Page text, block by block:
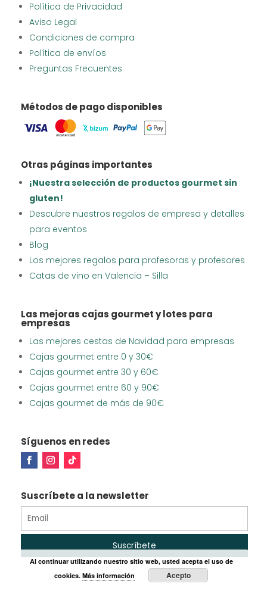
Política de Privacidad
Aviso Legal
Condiciones de compra
Política de envíos
Preguntas Frecuentes
Métodos de pago disponibles
Otras páginas importantes
¡Nuestra selección de productos gourmet sin
gluten!
Descubre nuestros regalos de empresa y detalles
para eventos
Blog
Los mejores regalos para profesoras y profesores
Catas de vino en Valencia – Silla
Las mejoras cajas gourmet y lotes para
empresas
Las mejores cestas de Navidad para empresas
Cajas gourmet entre 0 y 30€
Cajas gourmet entre 30 y 60€
Cajas gourmet entre 60 y 90€
Cajas gourmet de más de 90€
Síguenos en redes
Suscríbete a la newsletter
Al continuar utilizando nuestro sitio web, usted acepta el uso de
cookies.Más información Acepto